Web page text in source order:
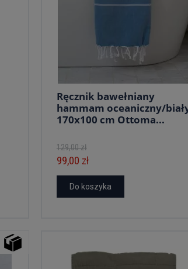
Ręcznik bawełniany
hammam oceaniczny/
170x100 cm Ottoma...
129,00 zł
99,00 zł
Do koszyka